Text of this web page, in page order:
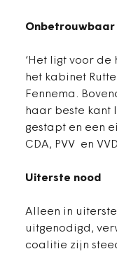
Onbetrouwbaar
‘Het ligt voor de
het kabinet
Fennema.
haar beste kant
gestapt en een
CDA, PVV en
Uiterste nood
Alleen in
uitgenodigd,
coalitie zijn